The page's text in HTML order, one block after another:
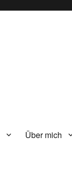
Über mich